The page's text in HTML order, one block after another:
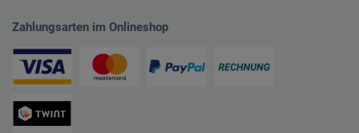
Zahlungsarten im Onlineshop